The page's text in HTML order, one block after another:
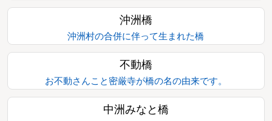
沖洲橋
沖洲村の合併に伴って生まれた橋
不動橋
お不動さんこと密厳寺が橋の名の由来です。
中洲みなと橋